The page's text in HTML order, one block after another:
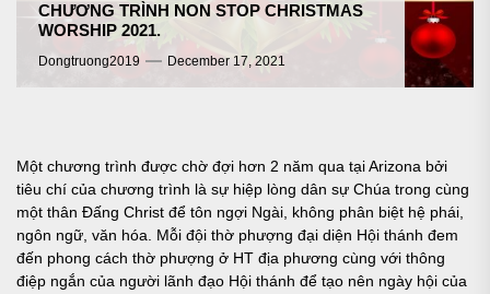
CHƯƠNG TRÌNH NON STOP CHRISTMAS
WORSHIP 2021.
Dongtruong2019 December 17, 2021
Một chương trình được chờ đợi hơn 2 năm qua tại Arizona bởi
tiêu chí của chương trình là sự hiệp lòng dân sự Chúa trong cùng
một thân Đấng Christ để tôn ngợi Ngài, không phân biệt hệ phái,
ngôn ngữ, văn hóa. Mỗi đội thờ phượng đại diện Hội thánh đem
đến phong cách thờ phượng ở HT địa phương cùng với thông
điệp ngắn của người lãnh đạo Hội thánh để tạo nên ngày hội của